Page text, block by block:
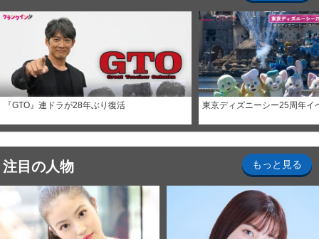
『GTO』連ドラが28年ぶり復活 東京ディズニーシー25周年イ
注目の人物 もっと見る